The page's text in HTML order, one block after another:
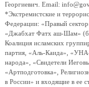
Георгиевич. Email:
*Экстремистские и
Федерации: «Правый
«Джабхат Фатх аш-Шам»
Коалиция исламских
партия, «Аль-Каида»,
народа», «Свидетели
«Артподготовка»,
в России» и входящие в ее